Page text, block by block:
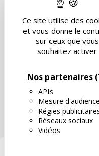
Ce site utilise des
et vous donne le
sur ceux que vous
souhaitez activer
Nos partenaires
APIs
Mesure d'audience
Régies
Réseaux sociaux
Vidéos
SUIVEZ AUTOVISION SUR
Mentions légales